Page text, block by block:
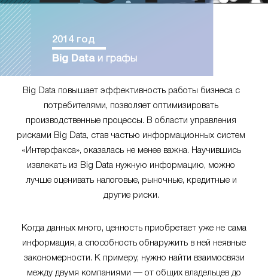
2014 год
Big Dataи графы
Big Data повышает эффективность работы бизнеса с
потребителями, позволяет оптимизировать
производственные процессы. В области управления
рисками Big Data, став частью информационных систем
«Интерфакса», оказалась не менее важна. Научившись
извлекать из Big Data нужную информацию, можно
лучше оценивать налоговые, рыночные, кредитные и
другие риски.
Когда данных много, ценность приобретает уже не сама
информация, а способность обнаружить в ней неявные
закономерности. К примеру, нужно найти взаимосвязи
между двумя компаниями — от общих владельцев до